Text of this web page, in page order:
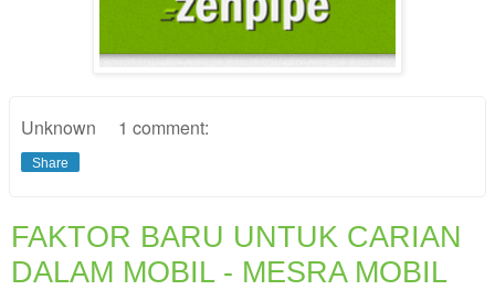
Unknown 1 comment:
Share
FAKTOR BARU UNTUK CARIAN
DALAM MOBIL - MESRA MOBIL